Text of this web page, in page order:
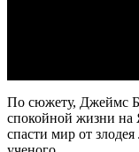
По сюжету, Джеймс
спокойной жизни на
спасти мир от